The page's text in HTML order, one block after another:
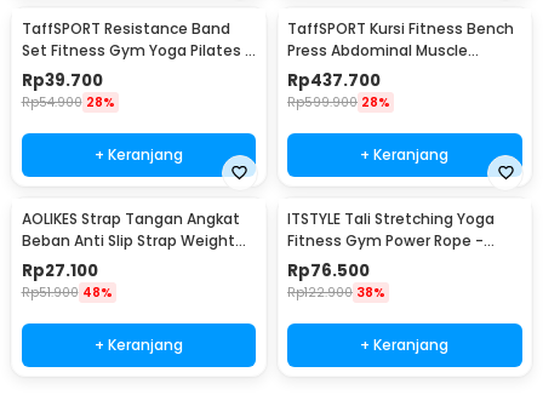
TaffSPORT Resistance Band
Set Fitness Gym Yoga Pilates 11
PCS - YR2-11
Rp39.700
Rp54.900 28%
+ Keranjang
TaffSPORT Kursi Fitness Bench
Press Abdominal Muscle
Foldable - YC-300
Rp437.700
Rp599.900 28%
+ Keranjang
AOLIKES Strap Tangan Angkat
Beban Anti Slip Strap Weight
Lifting 2 PCS - 7635
Rp27.100
Rp51.900 48%
+ Keranjang
ITSTYLE Tali Stretching Yoga
Fitness Gym Power Rope -
P3PRO
Rp76.500
Rp122.900 38%
+ Keranjang